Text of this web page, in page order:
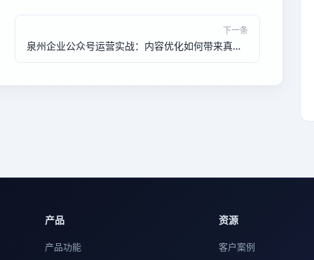
下一条
泉州企业公众号运营实战：内容优化如何带来真实客户
产品
产品功能
资源
客户案例